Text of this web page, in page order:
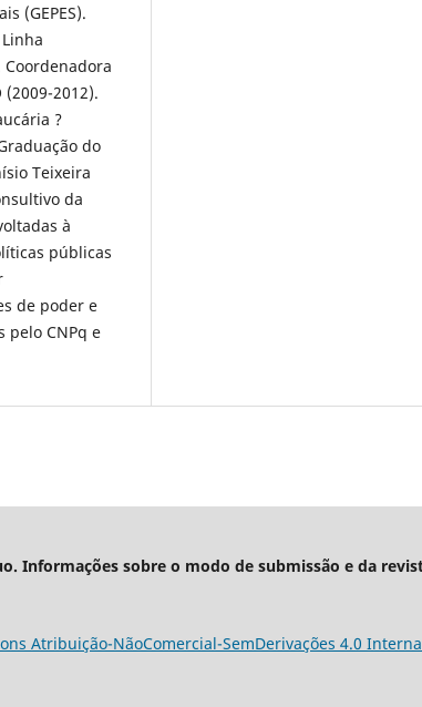
(GEPES).
2012).
?
do
Teixeira
da
à
públicas
de poder e
pelo CNPq e
Informações sobre o modo de submissão e da
Atribuição-NãoComercial-SemDerivações 4.0